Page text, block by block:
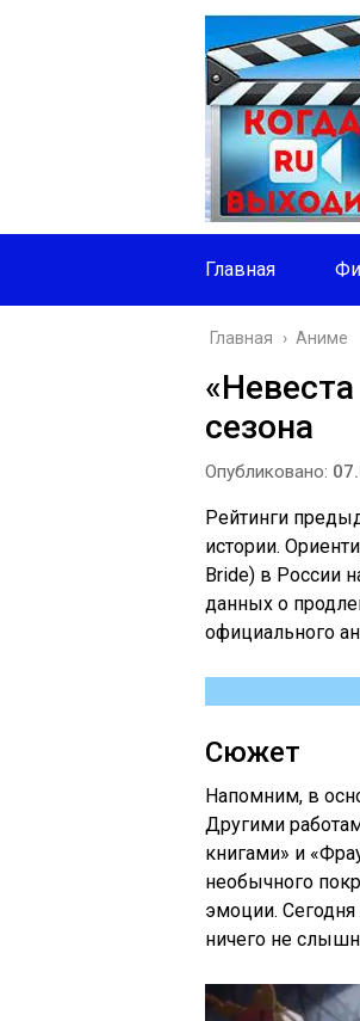
Главная
Главная › Аниме
сезона
Опубликовано:
Рейтинги
истории.
Bride) в России
данных о
официального
Сюжет
Напомним, в
Другими
книгами» и
необычного
эмоции.
ничего не